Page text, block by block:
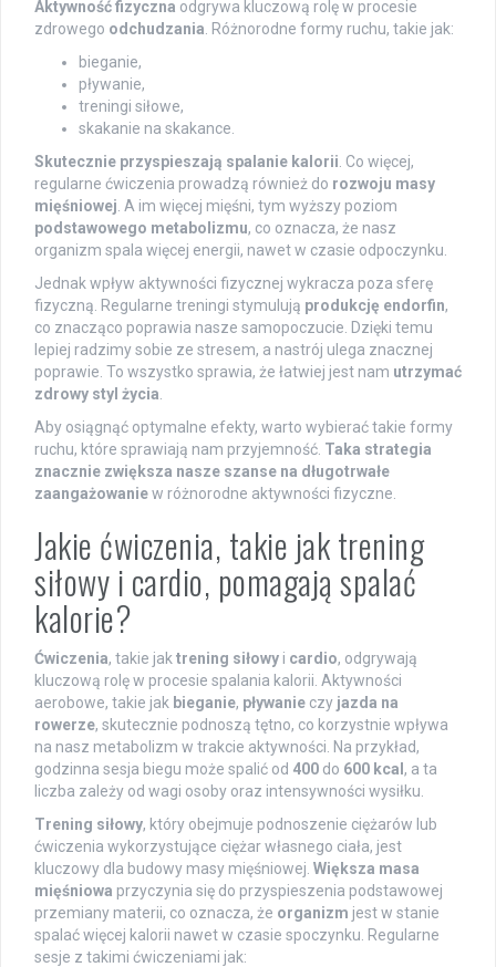
Aktywność fizyczna odgrywa kluczową rolę w procesie
zdrowego odchudzania . Różnorodne formy ruchu, takie jak:
bieganie,
pływanie,
treningi siłowe,
skakanie na skakance.
Skutecznie przyspieszają spalanie kalorii . Co więcej,
regularne ćwiczenia prowadzą również do rozwoju masy
mięśniowej . A im więcej mięśni, tym wyższy poziom
podstawowego metabolizmu, co oznacza, że nasz
organizm spala więcej energii, nawet w czasie odpoczynku.
Jednak wpływ aktywności fizycznej wykracza poza sferę
fizyczną. Regularne treningi stymulują produkcję endorfin,
co znacząco poprawia nasze samopoczucie. Dzięki temu
lepiej radzimy sobie ze stresem, a nastrój ulega znacznej
poprawie. To wszystko sprawia, że łatwiej jest nam utrzymać
zdrowy styl życia
Aby osiągnąć optymalne efekty, warto wybierać takie formy
ruchu, które sprawiają nam przyjemność. Taka strategia
znacznie zwiększa nasze szanse na długotrwałe
zaangażowaniew różnorodne aktywności fizyczne.
Jakie ćwiczenia, takie jak trening
siłowy i cardio, pomagają spalać
kalorie?
Ćwiczenia, takie jak trening siłowy i cardio, odgrywają
kluczową rolę w procesie spalania kalorii. Aktywności
aerobowe, takie jak bieganie, pływanie czy jazda na
rowerze, skutecznie podnoszą tętno, co korzystnie wpływa
na nasz metabolizm w trakcie aktywności. Na przykład,
godzinna sesja biegu może spalić od 400 do 600 kcal , a ta
liczba zależy od wagi osoby oraz intensywności wysiłku.
Trening siłowy, który obejmuje podnoszenie ciężarów lub
ćwiczenia wykorzystujące ciężar własnego ciała, jest
kluczowy dla budowy masy mięśniowej. Większa masa
mięśniowa przyczynia się do przyspieszenia podstawowej
przemiany materii, co oznacza, że organizm jest w stanie
spalać więcej kalorii nawet w czasie spoczynku. Regularne
sesje z takimi ćwiczeniami jak: